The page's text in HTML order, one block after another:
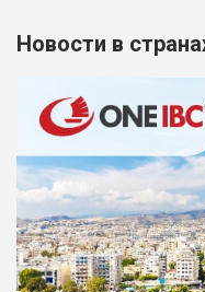
Новости в